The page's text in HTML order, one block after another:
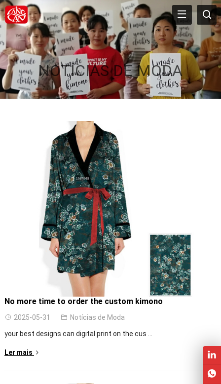
NOTÍCIAS DE MODA
No more time to order the custom kimono
2025-05-31 Notícias de Moda
your best designs can digital print on the cus
Ler mais